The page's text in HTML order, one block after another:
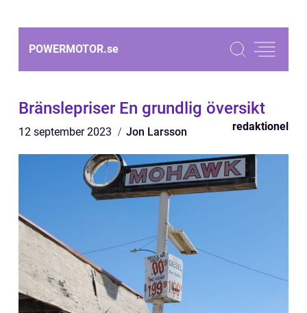
POWERMOTOR.se
Bränslepriser En grundlig översikt
12 september 2023 Jon Larsson redaktionel